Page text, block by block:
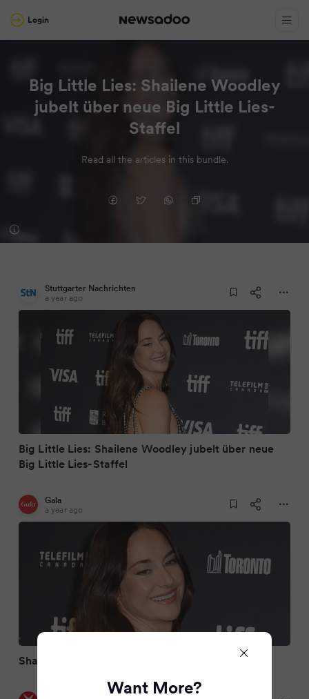
Login
Big Little Lies: Shailene Woodley
jubelt über neue Big Little Lies-
Staffel
Read all the articles in this bundle.
Stuttgarter Nachrichten
a year ago
Big Little Lies: Shailene Woodley jubelt über neue
Big Little Lies-Staffel
Gala
a year ago
Shailene Woodley freut sich auf Comeback
Want More?